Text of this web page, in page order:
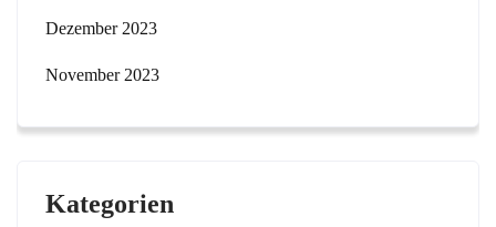
Dezember 2023
November 2023
Kategorien